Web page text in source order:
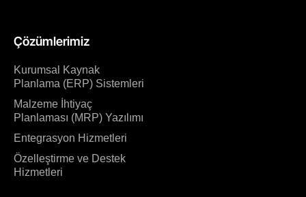
Çözümlerimiz
Kurumsal Kaynak
Planlama (ERP) Sistemleri
Malzeme İhtiyaç
Planlaması (MRP) Yazılımı
Entegrasyon Hizmetleri
Özelleştirme ve Destek
Hizmetleri